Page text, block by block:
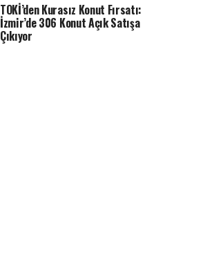
TOKİ’den Kurasız Konut Fırsatı:
İzmir’de 306 Konut Açık Satışa
Çıkıyor